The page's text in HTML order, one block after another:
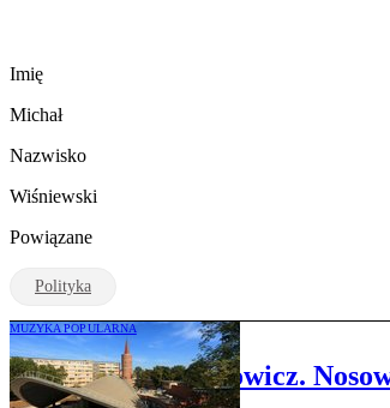
Imię
Michał
Nazwisko
Wiśniewski
Powiązane
Polityka
MUZYKA POPULARNA
Opole’26 bez Rodowicz.